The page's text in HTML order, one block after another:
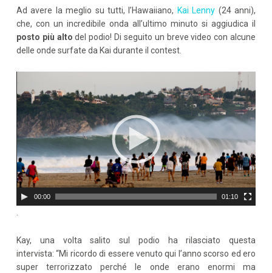
Ad avere la meglio su tutti, l’Hawaiiano, Kai Lenny (24 anni),
che, con un incredibile onda all’ultimo minuto si aggiudica il
posto più altodel podio! Di seguito un breve video con alcune
delle onde surfate da Kai durante il contest.
00:00 01:10
.
Kay, una volta salito sul podio ha rilasciato questa
intervista: “Mi ricordo di essere venuto qui l’anno scorso ed ero
super terrorizzato perché le onde erano enormi ma